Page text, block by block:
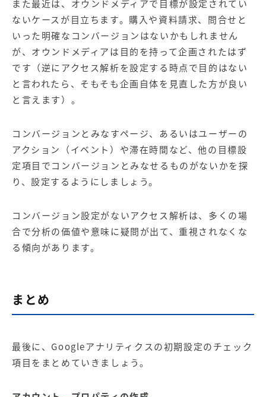
また最近は、オウンドメディアで目標が設定されてい
ないケースが目立ちます。購入や資料請求、問合せと
いった明確なコンバージョンはないかもしれません
が、オウンドメディアは目的を持って企画されたはず
です（逆にアクセス解析を設定する時点で目的はない
と言われたら、そもそも企画自体を見直した方が良い
と言えます）。
コンバージョンとみなすページ、あるいはユーザーの
アクション（イベント）や滞在時間など、他の目標設
定項目でコンバージョンとみなせるものがないかを探
り、設定するようにしましょう。
コンバージョン設定がないアクセス解析は、多くの場
合で分析の価値や意味に疑問が出て、重視されなくな
る傾向があります。
まとめ
最後に、Googleアナリティクスの初期設定のチェック
項目をまとめていきましょう。